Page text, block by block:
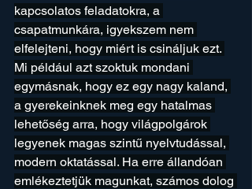
kapcsolatos feladatokra, a
csapatmunkára, igyekszem nem
elfelejteni, hogy miért is csináljuk ezt.
Mi például azt szoktuk mondani
egymásnak, hogy ez egy nagy kaland,
a gyerekeinknek meg egy hatalmas
lehetőség arra, hogy világpolgárok
legyenek magas szintű nyelvtudással,
modern oktatással. Ha erre állandóan
emlékeztetjük magunkat, számos dolog